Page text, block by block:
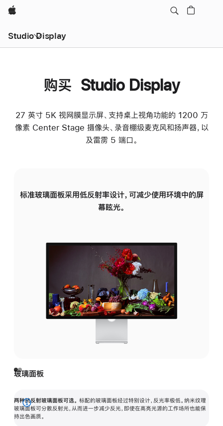
Apple
Studio Display
购买 Studio Display
27 英寸 5K 视网膜显示屏、支持桌上视角功能的 1200 万
像素 Center Stage 摄像头、录音棚级麦克风和扬声器，以
及雷雳 5 端口。
标准玻璃面板采用低反射率设计，可减少使用环境中的屏
幕眩光。
玻璃面板
两种抗反射玻璃面板可选。 标配的玻璃面板经过特别设计，反光率极低。纳米纹理
玻璃面板可分散反射光，从而进一步减少反光，即使在高亮光源的工作场所也能保
持出色画质。
展
开